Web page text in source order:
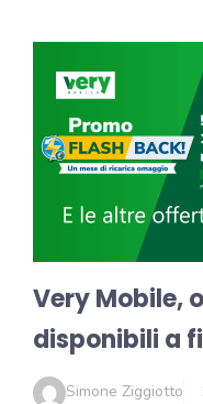
Very Mobile,
disponibili a
Simone Ziggiotto